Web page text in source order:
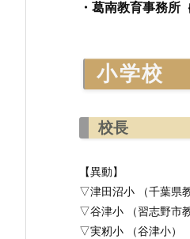
・葛南教育事務所
小学校
校長
【異動】
▽津田沼小 （千葉県
▽谷津小 （習志野市
▽実籾小 （谷津小）